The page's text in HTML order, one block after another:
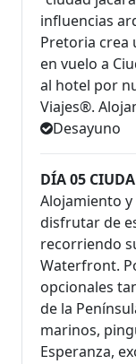
influencias
Pretoria crea
en vuelo a
al hotel por
Viajes®.
Desayuno
DÍA 05
Alojamiento
disfrutar de
recorriendo
Waterfront.
opcionales
de la
marinos,
Esperanza,